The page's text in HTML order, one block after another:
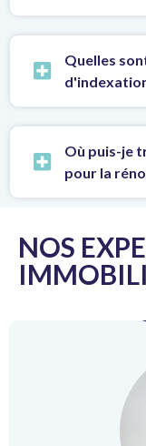
Quelles
Où puis-je
pour la
NOS